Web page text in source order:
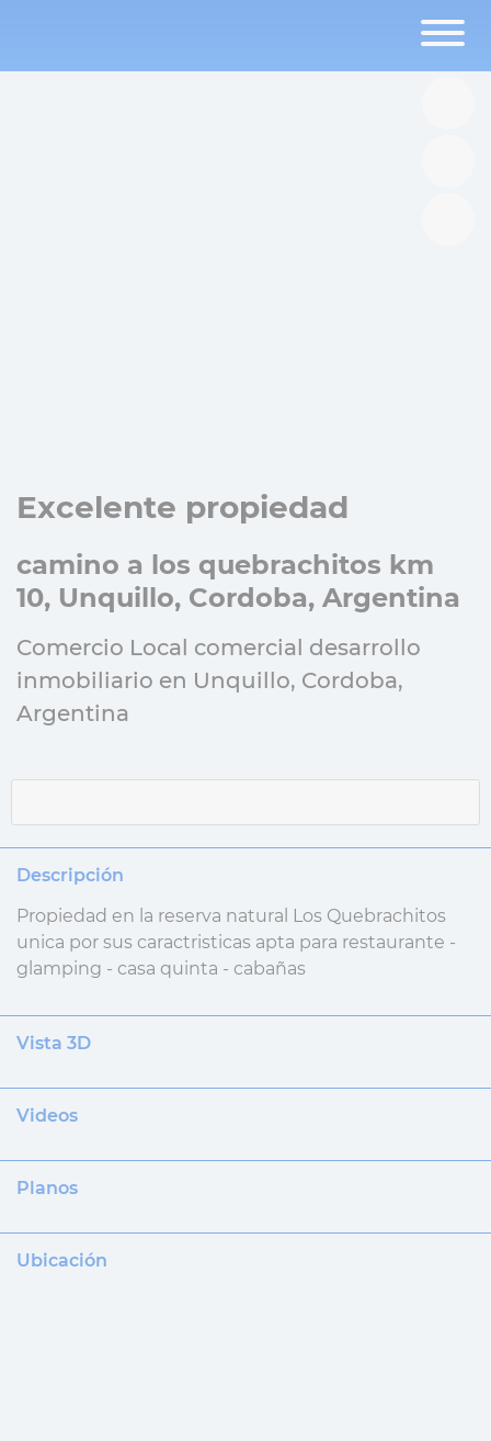
Excelente propiedad
camino a los quebrachitos km
10, Unquillo, Cordoba, Argentina
Comercio Local comercial desarrollo
inmobiliario en Unquillo, Cordoba,
Argentina
Descripción
Propiedad en la reserva natural Los Quebrachitos
unica por sus caractristicas apta para restaurante -
glamping - casa quinta - cabañas
Vista 3D
Videos
Planos
Ubicación